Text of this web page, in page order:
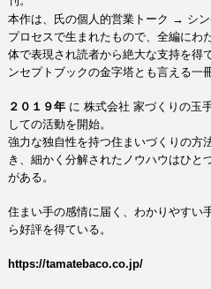
本作は、氏の個人的営業トーク → シ
プロセスで生まれたもので、全編にわ
体で表現され読者から絶大な支持を得
ンセプトブックの金字塔とも言える一冊
２０１９年 に 株式会社 家づくりの玉
しての活動を開始。
強力な独自性を持つ住まいづくりの方
き、 細かく分解されたノウハウはひと
がある。
住まい手の感情に届く、わかりやすい
ら好評を得ている。
https://tamatebaco.co.jp/